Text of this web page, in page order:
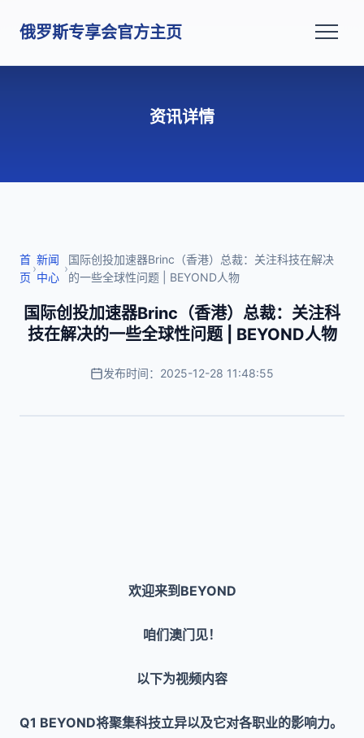
俄罗斯专享会官方主页
资讯详情
首
页
›
新闻
中心
›
国际创投加速器Brinc（香港）总裁：关注科技在解决
的一些全球性问题 | BEYOND人物
国际创投加速器Brinc（香港）总裁：关注科
技在解决的一些全球性问题 | BEYOND人物
发布时间：2025-12-28 11:48:55
欢迎来到BEYOND
咱们澳门见！
以下为视频内容
Q1 BEYOND将聚集科技立异以及它对各职业的影响力。